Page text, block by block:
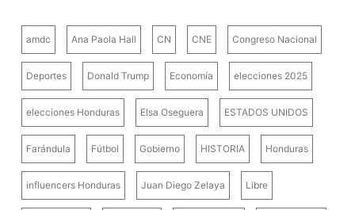
amdc Ana Paola Hall CN CNE Congreso Nacional
Deportes Donald Trump Economía elecciones 2025
elecciones Honduras Elsa Oseguera ESTADOS UNIDOS
Farándula Fútbol Gobierno HISTORIA Honduras
influencers Honduras Juan Diego Zelaya Libre